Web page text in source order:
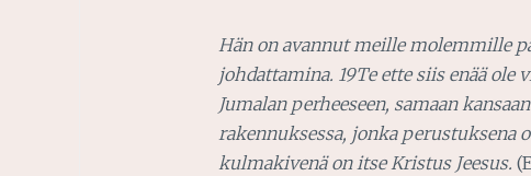
Hän on avannut meille molemmille
johdattamina. 19Te ette siis enää
Jumalan perheeseen, samaan
rakennuksessa, jonka perustuksena
kulmakivenä on itse Kristus Jeesus.